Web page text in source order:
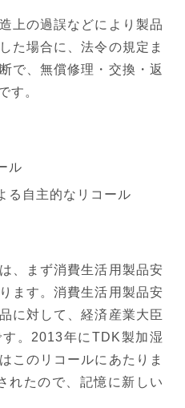
上の過誤などにより製品
た場合に、法令の規定ま
で、無償修理・交換・返
す。
ル
る自主的なリコール
、まず消費生活用製品安
ます。消費生活用製品安
に対して、経済産業大臣
。2013年にTDK製加湿
このリコールにあたりま
れたので、記憶に新しい